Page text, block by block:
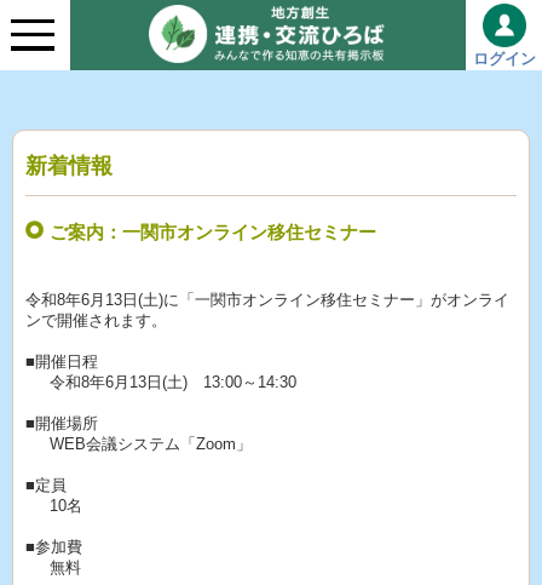
ログイン
新着情報
ご案内：一関市オンライン移住セミナー
令和8年6月13日(土)に「一関市オンライン移住セミナー」がオンライ
ンで開催されます。
■開催日程
令和8年6月13日(土) 13:00～14:30
■開催場所
WEB会議システム「Zoom」
■定員
10名
■参加費
無料